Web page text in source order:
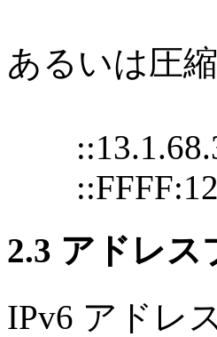
あるいは圧縮
2.3 アドレ
IPv6 アドレ